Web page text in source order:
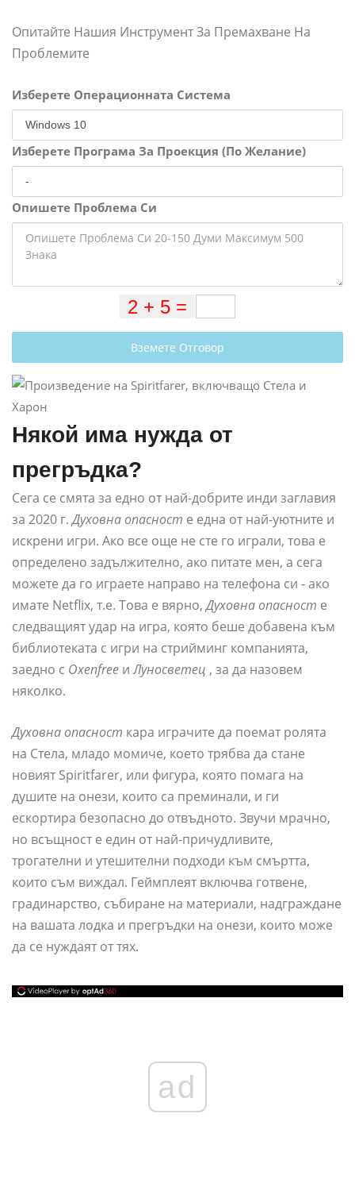
Опитайте Нашия Инструмент За Премахване На
Проблемите
Изберете Операционната Система
Изберете Програма За Проекция (По Желание)
Опишете Проблема Си
Вземете Отговор
Някой има нужда от
прегръдка?
Сега се смята за едно от най-добрите инди заглавия
за 2020 г.Духовна опасност е една от най-уютните и
искрени игри. Ако все още не сте го играли, това е
определено задължително, ако питате мен, а сега
можете да го играете направо на телефона си - ако
имате Netflix, т.е. Това е вярно,Духовна опасност е
следващият удар на игра, която беше добавена към
библиотеката с игри на стрийминг компанията,
заедно с Oxenfree иЛуносветец , за да назовем
няколко.
Духовна опасност кара играчите да поемат ролята
на Стела, младо момиче, което трябва да стане
новият Spiritfarer, или фигура, която помага на
душите на онези, които са преминали, и ги
ескортира безопасно до отвъдното. Звучи мрачно,
но всъщност е един от най-причудливите,
трогателни и утешителни подходи към смъртта,
които съм виждал. Геймплеят включва готвене,
градинарство, събиране на материали, надграждане
на вашата лодка и прегръдки на онези, които може
да се нуждаят от тях.
ad